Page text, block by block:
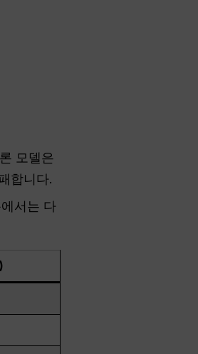
모델은
합니다.
서는 다